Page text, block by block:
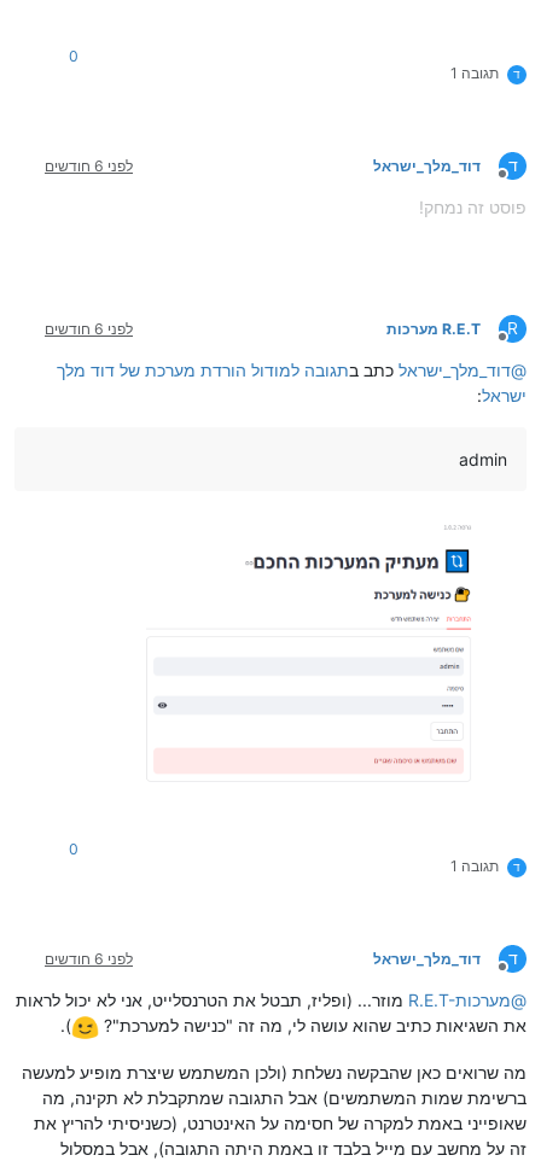
ד תגובה 1
0
ד
מנותק
דוד_מלך_ישראל לפני 6 חודשים
פוסט זה נמחק!
R
מנותק
R.E.T מערכות לפני 6 חודשים
@דוד_מלך_ישראל כתב בתגובה למודול הורדת מערכת של דוד מלך
ישראל:
admin
ד תגובה 1
0
ד
מנותק
דוד_מלך_ישראל לפני 6 חודשים
@R.E.T-מערכות
מוזר... (ופליז, תבטל את הטרנסלייט, אני לא יכול לראות
את השגיאות כתיב שהוא עושה לי, מה זה "כנישה למערכת"?
).
מה שרואים כאן שהבקשה נשלחת (ולכן המשתמש שיצרת מופיע למעשה
ברשימת שמות המשתמשים) אבל התגובה שמתקבלת לא תקינה, מה
שאופייני באמת למקרה של חסימה על האינטרנט, (כשניסיתי להריץ את
זה על מחשב עם מייל בלבד זו באמת היתה התגובה), אבל במסלול